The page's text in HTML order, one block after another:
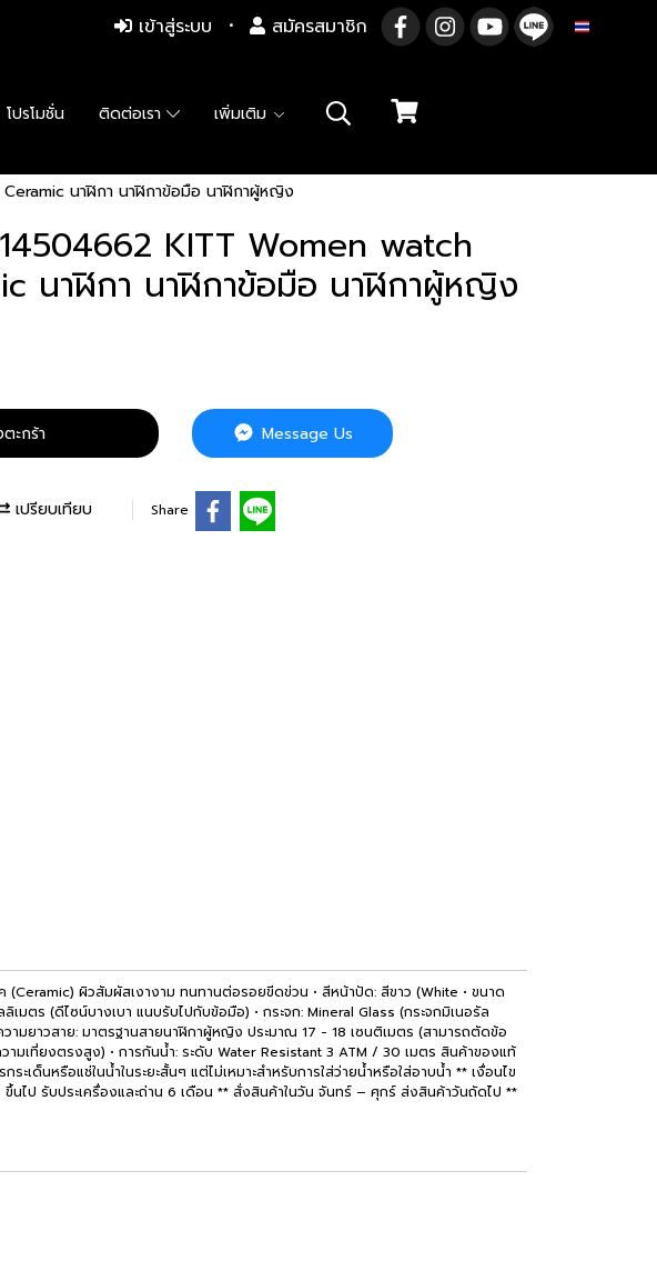
เข้าสู่ระบบ สมัครสมาชิก
โปรโมชั่น ติดต่อเรา เพิ่มเติม
นาฬิกา นาฬิกาข้อมือ นาฬิกาผู้หญิง
KITT Women watch
นาฬิกา นาฬิกาข้อมือ นาฬิกาผู้หญิง
ะกร้า Message Us
เปรียบเทียบ Share
ผิวสัมผัสเงางาม ทนทานต่อรอยขีดข่วน • สีหน้าปัด: สีขาว (White • ขนาด
ตร (ดีไซน์บางเบา แนบรับไปกับข้อมือ) • กระจก: Mineral Glass (กระจกมิเนอรัล
ามยาวสาย: มาตรฐานสายนาฬิกาผู้หญิง ประมาณ 17 - 18 เซนติเมตร (สามารถตัดข้อ
มเที่ยงตรงสูง) • การกันน้ำ: ระดับ Water Resistant 3 ATM / 30 เมตร สินค้าของแท้
ด็นหรือแช่ในน้ำในระยะสั้นๆ แต่ไม่เหมาะสำหรับการใส่ว่ายน้ำหรือใส่อาบน้ำ ** เงื่อนไข
ไป รับประเครื่องและถ่าน 6 เดือน ** สั่งสินค้าในวัน จันทร์ – ศุกร์ ส่งสินค้าวันถัดไป **